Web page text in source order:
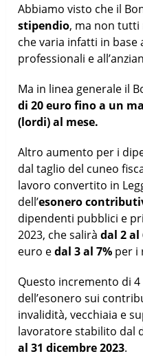
Abbiamo visto che il
stipendio, ma non tutti
che varia infatti in
professionali e
Ma in linea generale il
di 20 euro fino a un
(lordi) al mese.
Altro aumento per i
dal taglio del cuneo
lavoro convertito in
dell’esonero
dipendenti pubblici e
2023, che salirà dal 2 al
euro edal 3 al 7% per i
Questo incremento di
dell’esonero sui
invalidità, vecchiaia e
lavoratore stabilito dal
al 31 dicembre 2023.